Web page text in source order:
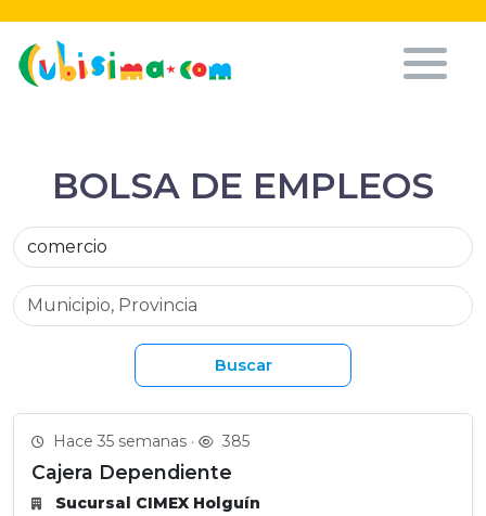
BOLSA DE EMPLEOS
Buscar
Hace 35 semanas · 385
Cajera Dependiente
Sucursal CIMEX Holguín